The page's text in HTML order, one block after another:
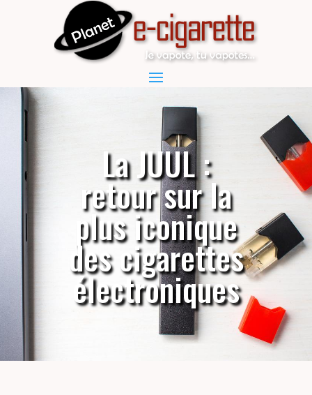
La JUUL :
retour sur la
plus iconique
des cigarettes
électroniques